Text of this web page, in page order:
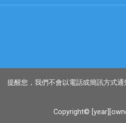
提醒您，我們不會以電話或簡訊方式通
Copyright©